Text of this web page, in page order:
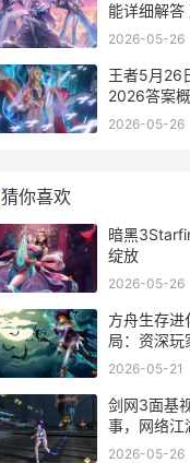
能详细解答
2026-05-26
王者5月26
2026答案
五月二日能
2026-05-26
猜你喜欢
暗黑
绽放
2026-05-26
方舟生存进
局：资深玩
2026-05-21
剑网3面基
事，网络江
一瞬
2026-05-26